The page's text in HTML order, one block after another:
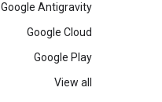
Google Antigravity
Google Cloud
Google Play
View all